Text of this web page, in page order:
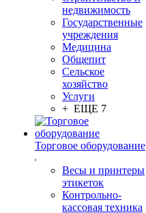
недвижимость
Государственные
учреждения
Медицина
Общепит
Сельское
хозяйство
Услуги
+ ЕЩЕ 7
Торговое оборудование
Весы и принтеры
этикеток
Контрольно-
кассовая техника